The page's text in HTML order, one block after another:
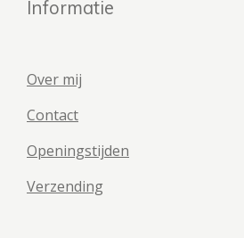
Informatie
Over mij
Contact
Openingstijden
Verzending